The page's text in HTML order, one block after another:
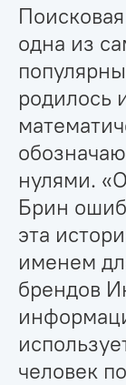
одна из
родилось
нулями.
Брин
эта
именем
брендов
человек